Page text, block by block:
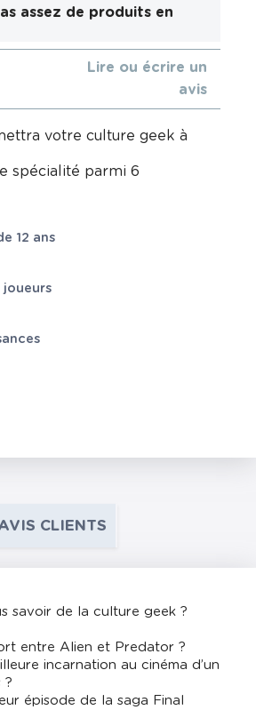
assez de produits en
Lire ou écrire un
avis
votre culture geek à
spécialité parmi 6
12 ans
joueurs
CLIENTS
savoir de la culture geek ?
entre Alien et Predator ?
incarnation au cinéma d’un
?
épisode de la saga Final